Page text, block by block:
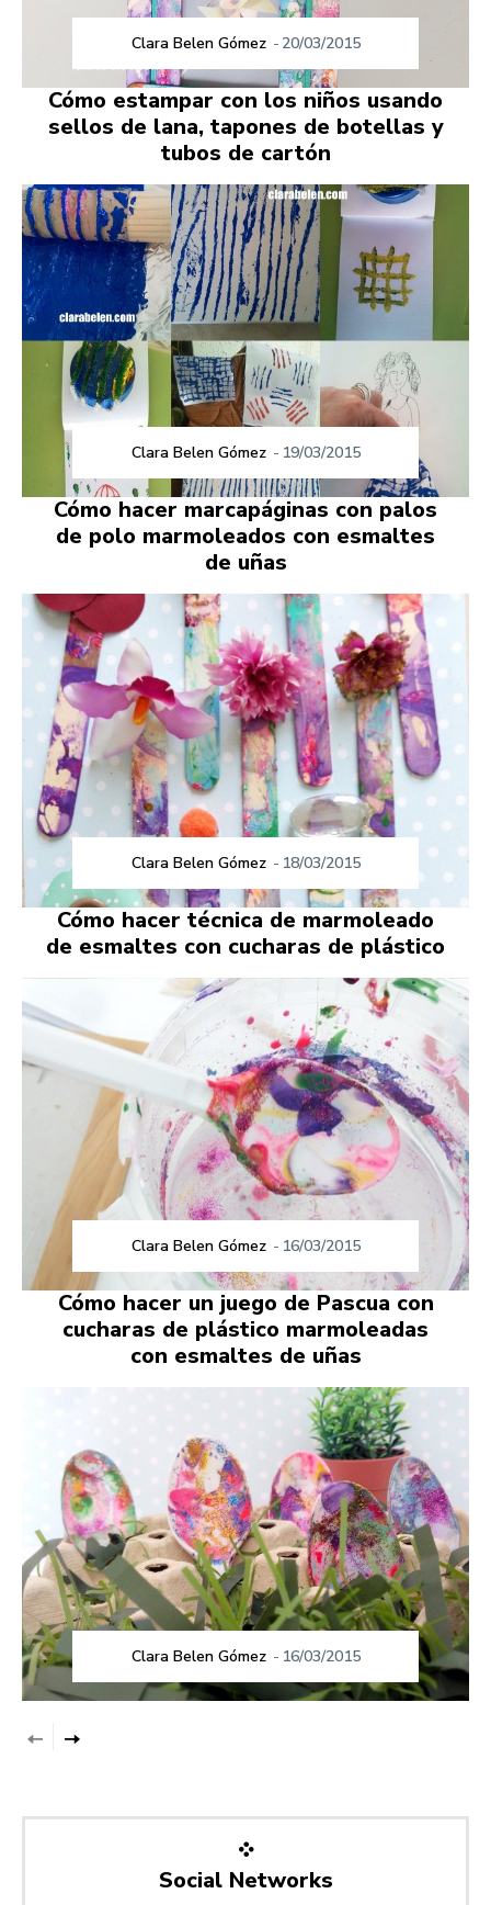
Clara Belen Gómez - 20/03/2015
Cómo estampar con los niños usando
sellos de lana, tapones de botellas y
tubos de cartón
Clara Belen Gómez - 19/03/2015
Cómo hacer marcapáginas con palos
de polo marmoleados con esmaltes
de uñas
Clara Belen Gómez - 18/03/2015
Cómo hacer técnica de marmoleado
de esmaltes con cucharas de plástico
Clara Belen Gómez - 16/03/2015
Cómo hacer un juego de Pascua con
cucharas de plástico marmoleadas
con esmaltes de uñas
Clara Belen Gómez - 16/03/2015
Social Networks